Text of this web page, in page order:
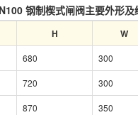
钢制楔式闸阀主要外形
H W
680 300
720 300
870 350